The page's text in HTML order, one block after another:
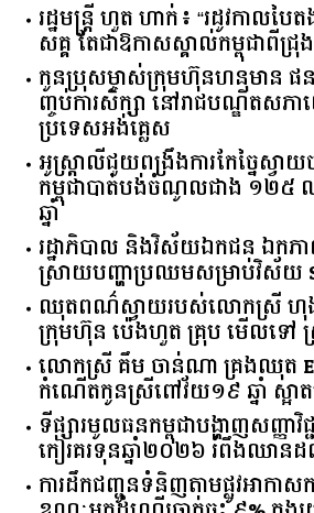
រដ្ឋមន្ត្រី ហួត ហាក់៖ “រដូវកាលប
សគ្គ តែជាឱកាសស្គាល់កម្ពុជាពីជ្រុង
កូនប្រុសម្ចាស់ក្រុមហ៊ុនហនុមាន
ញ្ចប់ការសិក្សា នៅរាជបណ្ឌិតសភ
ប្រទេសអង់គ្លេស
អូស្ត្រាលី​ជួយ​ពង្រឹង​ការ​កែច្នៃ​ស្វា
កម្ពុជា​បាត់បង់​ចំណូល​ជាង​ ​១២៥​ ​ល
ឆ្នាំ​
រដ្ឋាភិបាល​ ​និង​វិស័យ​ឯកជន ​ឯកភា
ស្រាយ​បញ្ហា​ប្រឈម​​សម្រាប់​វិស័យ​
ឈុតពណ៌ស្វាយរបស់លោកស្រី ហុង
ក្រុមហ៊ុន ប៉េងហួត គ្រុប មើលទៅ
លោកស្រី គឹម ចាន់ណា គ្រងឈុត
កំណើតកូនស្រីពៅវ័យ១៩ ឆ្នាំ ស្អាត
ទីផ្សារ​មូលធន​កម្ពុជា​បង្ហាញ​សញ្ញា​វិ
កៀរគរ​ទុន​ឆ្នាំ​២០២៦​ ​រំពឹង​ឈាន
ការដឹកជញ្ជូនទំនិញតាមផ្លូវអាកាស